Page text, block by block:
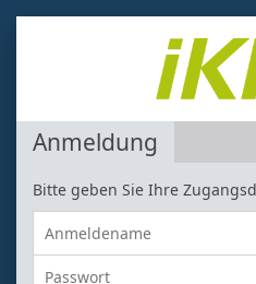
Anmeldung
Bitte geben Sie Ihre